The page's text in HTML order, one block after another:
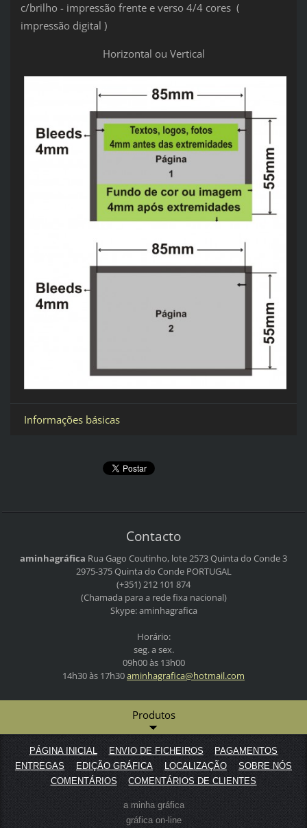
c/brilho - impressão frente e verso 4/4 cores (
impressão digital )
Horizontal ou Vertical
Informações básicas
Contacto
aminhagráfica Rua Gago Coutinho, lote 2573Quinta do Conde 3
2975-375 Quinta do CondePORTUGAL
(+351) 212 101 874
(Chamada para a rede fixa nacional)
Skype: aminhagrafica
Horário:
seg. a sex.
09h00 às 13h00
14h30 às 17h30aminhagrafica@hotmail.com
Produtos
PÁGINA INICIAL ENVIO DE FICHEIROS
PAGAMENTOS
ENTREGAS
EDIÇÃO GRÁFICA LOCALIZAÇÃO
SOBRE NÓS
COMENTÁRIOS
COMENTÁRIOS DE CLIENTES
a minha gráfica
gráfica on-line